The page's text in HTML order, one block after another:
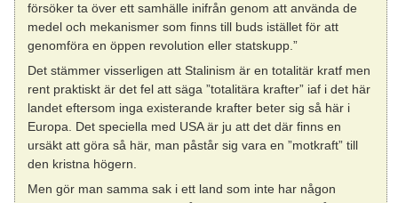
försöker ta över ett samhälle inifrån genom att använda de
medel och mekanismer som finns till buds istället för att
genomföra en öppen revolution eller statskupp.”
Det stämmer visserligen att Stalinism är en totalitär kratf men
rent praktiskt är det fel att säga ”totalitära krafter” iaf i det här
landet eftersom inga existerande krafter beter sig så här i
Europa. Det speciella med USA är ju att det där finns en
ursäkt att göra så här, man påstår sig vara en ”motkraft” till
den kristna högern.
Men gör man samma sak i ett land som inte har någon